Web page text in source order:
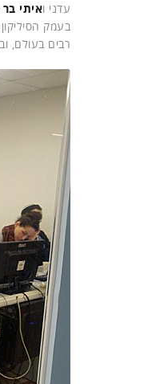
עדני ואיתי בר
רבים בעולם,